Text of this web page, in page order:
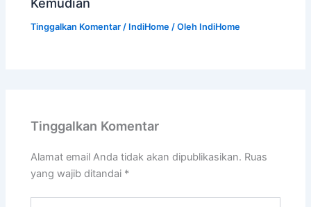
Tinggalkan Komentar / IndiHome / Oleh IndiHome
Tinggalkan Komentar
Alamat email Anda tidak akan dipublikasikan. Ruas
yang wajib ditandai *